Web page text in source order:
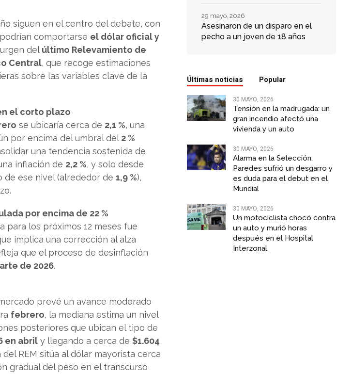
siguen en el centro del debate, con
comportarse el dólar oficial y
del último Relevamiento de
Central, que recoge estimaciones
sobre las variables clave de la
el corto plazo
se ubicaría cerca de 2,1 %, una
por encima del umbral del 2 %
una tendencia sostenida de
inflación de 2,2 %, y solo desde
de ese nivel (alrededor de1,9 %),
por encima de 22 %
para los próximos 12 meses fue
implica una corrección al alza
que el proceso de desinflación
de 2026.
prevé un avance moderado
febrero, la mediana estima un nivel
posteriores que ubican el tipo de
en abril y llegando a cerca de$1.604
del REM sitúa al dólar mayorista cerca
gradual del peso en el transcurso
Asesinaron de un disparo en el
pecho a un joven de 18 años
29 mayo, 2026
Últimas noticias Popular
30 MAYO, 2026
Tensión en la madrugada: un
gran incendio afectó una
vivienda y un auto
30 MAYO, 2026
Alarma en la Selección:
Paredes sufrió un desgarro y
es duda para el debut en el
Mundial
30 MAYO, 2026
Un motociclista chocó contra
un auto y murió horas
después en el Hospital
Interzonal